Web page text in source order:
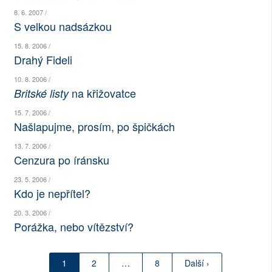
SOCIÁLNÍ SÍTĚ
RUBRIKY
8. 6. 2007 /
S velkou nadsázkou
15. 8. 2006 /
Drahý Fideli
10. 8. 2006 /
Britské listyna křižovatce
15. 7. 2006 /
Našlapujme, prosím, po špičkách
13. 7. 2006 /
Cenzura po íránsku
23. 5. 2006 /
Kdo je nepřítel?
20. 3. 2006 /
Porážka, nebo vítězství?
1 2 … 8 Další ›